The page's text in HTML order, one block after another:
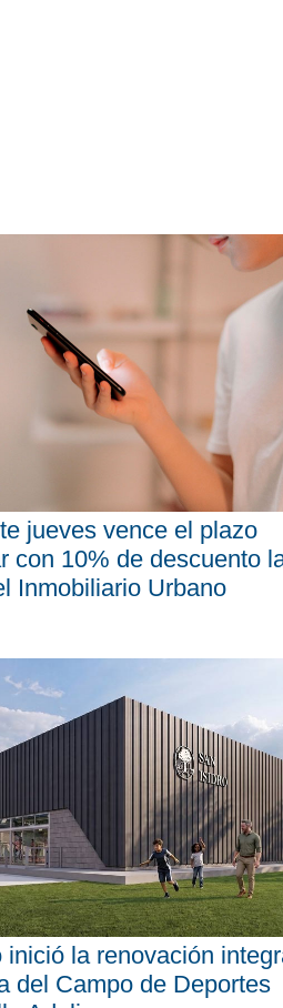
jueves vence el plazo
con 10% de descuento
Inmobiliario Urbano
inició la renovación
del Campo de Deportes